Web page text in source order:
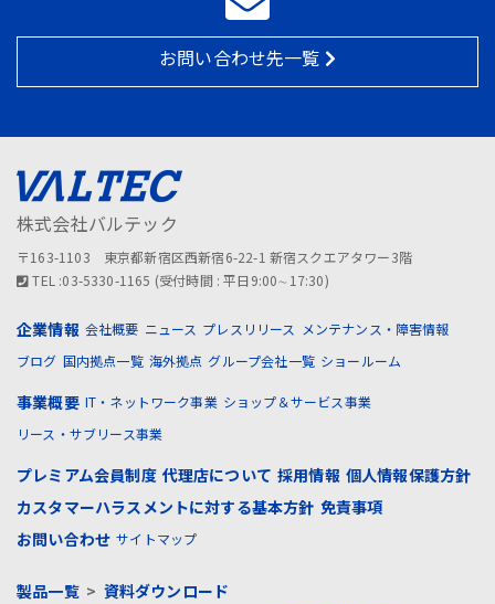
お問い合わせ先一覧
株式会社バルテック
〒163-1103 東京都新宿区西新宿6-22-1 新宿スクエアタワー3階
TEL :03-5330-1165 (受付時間 : 平日9:00∼17:30)
企業情報 会社概要 ニュース プレスリリース
メンテナンス・障害情報
ブログ 国内拠点一覧 海外拠点 グループ会社一覧 ショールーム
事業概要 IT・ネットワーク事業 ショップ＆サービス事業
リース・サブリース事業
プレミアム会員制度 代理店について 採用情報 個人情報保護方針
カスタマーハラスメントに対する基本方針 免責事項
お問い合わせ サイトマップ
製品一覧> 資料ダウンロード